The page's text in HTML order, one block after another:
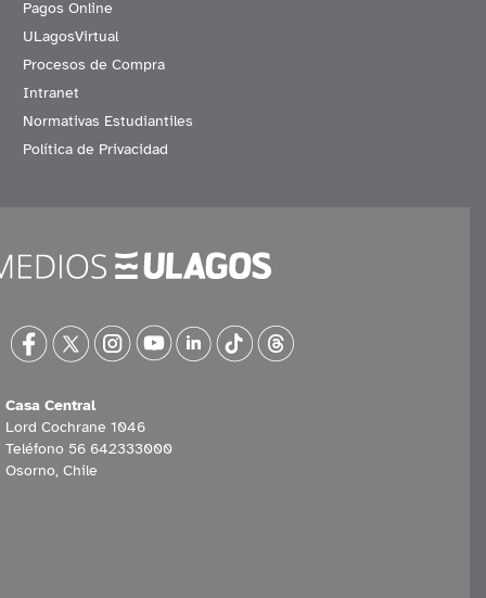
Pagos Online
ULagosVirtual
Procesos de Compra
Intranet
Normativas Estudiantiles
Política de Privacidad
Casa Central
Lord Cochrane 1046
Teléfono 56 642333000
Osorno, Chile